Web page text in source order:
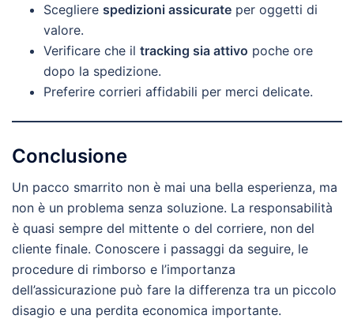
Scegliere spedizioni assicurate per oggetti di
valore.
Verificare che il tracking sia attivo poche ore
dopo la spedizione.
Preferire corrieri affidabili per merci delicate.
Conclusione
Un pacco smarrito non è mai una bella esperienza, ma
non è un problema senza soluzione. La responsabilità
è quasi sempre del mittente o del corriere, non del
cliente finale. Conoscere i passaggi da seguire, le
procedure di rimborso e l’importanza
dell’assicurazione può fare la differenza tra un piccolo
disagio e una perdita economica importante.